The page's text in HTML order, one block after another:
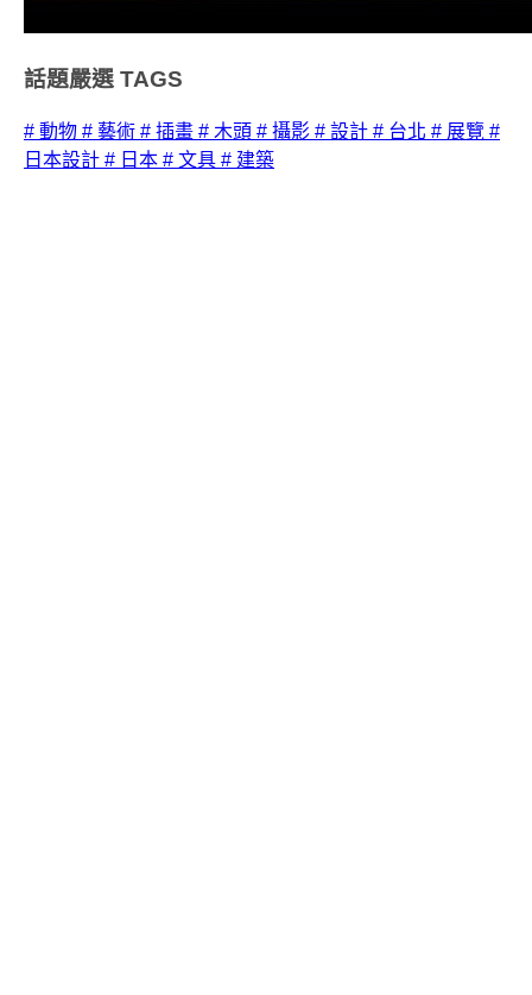
話題嚴選 TAGS
# 動物 # 藝術 # 插畫 # 木頭 # 攝影 # 設計 # 台北 # 展覽 #
日本設計 # 日本 # 文具 # 建築